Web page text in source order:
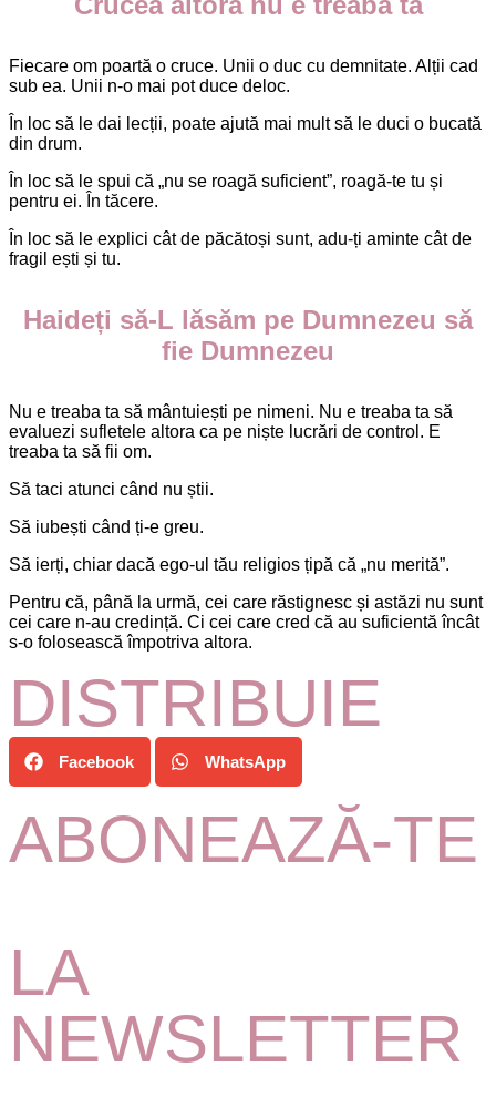
Fiecare om poartă o cruce. Unii o duc cu demnitate. Alții cad
sub ea. Unii n-o mai pot duce deloc.
În loc să le dai lecții, poate ajută mai mult să le duci o bucată
din drum.
În loc să le spui că „nu se roagă suficient”, roagă-te tu și
pentru ei. În tăcere.
În loc să le explici cât de păcătoși sunt, adu-ți aminte cât de
fragil ești și tu.
Haideți să-L lăsăm pe Dumnezeu să
fie Dumnezeu
Nu e treaba ta să mântuiești pe nimeni. Nu e treaba ta să
evaluezi sufletele altora ca pe niște lucrări de control. E
treaba ta să fii om.
Să taci atunci când nu știi.
Să iubești când ți-e greu.
Să ierți, chiar dacă ego-ul tău religios țipă că „nu merită”.
Pentru că, până la urmă, cei care răstignesc și astăzi nu sunt
cei care n-au credință. Ci cei care cred că au suficientă încât
s-o folosească împotriva altora.
DISTRIBUIE
Facebook WhatsApp
ABONEAZĂ-TE
LA
NEWSLETTER